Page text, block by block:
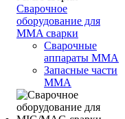
Сварочное
оборудование для
MMA сварки
Сварочные
аппараты MMA
Запасные части
MMA